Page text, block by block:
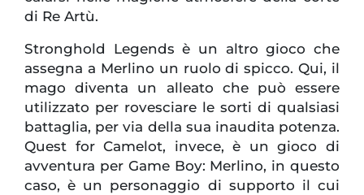
di Re Artù.
Stronghold Legends è un altro gioco che
assegna a Merlino un ruolo di spicco. Qui, il
mago diventa un alleato che può essere
utilizzato per rovesciare le sorti di qualsiasi
battaglia, per via della sua inaudita potenza.
Quest for Camelot, invece, è un gioco di
avventura per Game Boy: Merlino, in questo
caso, è un personaggio di supporto il cui